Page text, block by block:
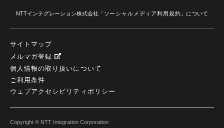
NTTインテグレーション株式会社「 ソーシャルメディア利用規約 」について
サイトマップ
メルマガ登録
個人情報の取り扱いについて
ご利用条件
ウェブアクセシビリティポリシー
Copyright © NTT Integration Corporation